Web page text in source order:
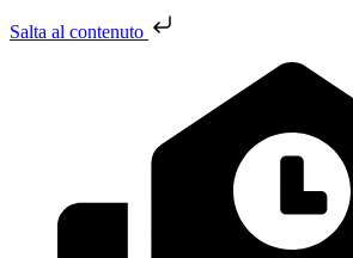
Salta al contenuto